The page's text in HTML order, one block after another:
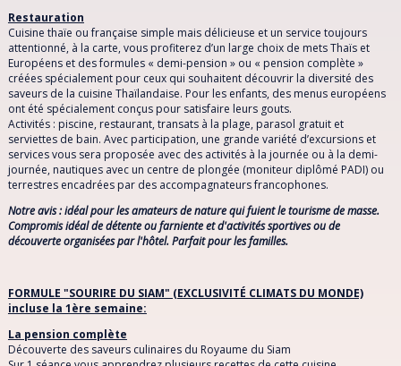
TUNISIE
TURQUIE
VIETNAM
Restauration
Cuisine thaïe ou française simple mais délicieuse et un service toujours
attentionné, à la carte, vous profiterez d’un large choix de mets Thaïs et
Européens et des formules « demi-pension » ou « pension complète »
créées spécialement pour ceux qui souhaitent découvrir la diversité des
saveurs de la cuisine Thaïlandaise. Pour les enfants, des menus européens
ont été spécialement conçus pour satisfaire leurs gouts.
Activités : piscine, restaurant, transats à la plage, parasol gratuit et
serviettes de bain. Avec participation, une grande variété d’excursions et
services vous sera proposée avec des activités à la journée ou à la demi-
journée, nautiques avec un centre de plongée (moniteur diplômé PADI) ou
terrestres encadrées par des accompagnateurs francophones.
Notre avis : idéal pour les amateurs de nature qui fuient le tourisme de masse.
Compromis idéal de détente ou farniente et d'activités sportives ou de
découverte organisées par l'hôtel. Parfait pour les familles.
FORMULE "SOURIRE DU SIAM" (EXCLUSIVITÉ CLIMATS DU MONDE)
incluse la 1ère semaine:
La pension complète
Découverte des saveurs culinaires du Royaume du Siam